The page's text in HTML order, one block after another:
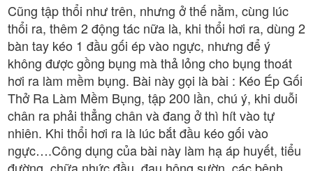
Cũng tập thổi như trên, nhưng ở thế nằm, cùng lúc
thổi ra, thêm 2 động tác nữa là, khi thổi hơi ra, dùng 2
bàn tay kéo 1 đầu gối ép vào ngực, nhưng để ý
không được gồng bụng mà thả lỏng cho bụng thoát
hơi ra làm mềm bụng. Bài này gọi là bài : Kéo Ép Gối
Thở Ra Làm Mềm Bụng, tập 200 lần, chú ý, khi duỗi
chân ra phải thẳng chân và đang ở thì hít vào tự
nhiên. Khi thổi hơi ra là lúc bắt đầu kéo gối vào
ngực….Công dụng của bài này làm hạ áp huyết, tiểu
đường, chữa nhức đầu, đau hông sườn, các bệnh